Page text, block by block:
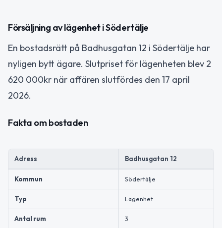
Försäljning av lägenhet i Södertälje
En bostadsrätt på Badhusgatan 12 i Södertälje har
nyligen bytt ägare. Slutpriset för lägenheten blev 2
620 000kr när affären slutfördes den 17 april
2026.
Fakta om bostaden
Adress Badhusgatan 12
Kommun Södertälje
Typ Lägenhet
Antal rum 3